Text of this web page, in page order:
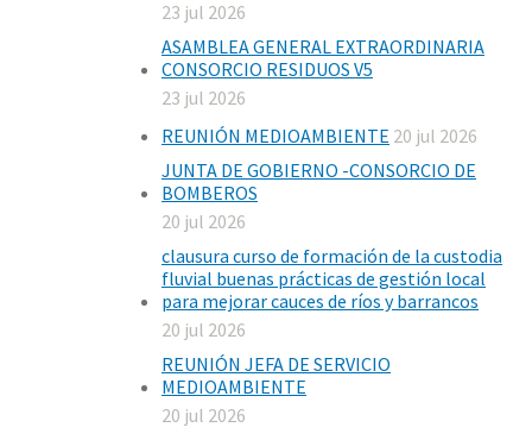
23 jul 2026
ASAMBLEA GENERAL EXTRAORDINARIA
CONSORCIO RESIDUOS V5
23 jul 2026
REUNIÓN MEDIOAMBIENTE 20 jul 2026
JUNTA DE GOBIERNO -CONSORCIO DE
BOMBEROS
20 jul 2026
clausura curso de formación de la custodia
fluvial buenas prácticas de gestión local
para mejorar cauces de ríos y barrancos
20 jul 2026
REUNIÓN JEFA DE SERVICIO
MEDIOAMBIENTE
20 jul 2026